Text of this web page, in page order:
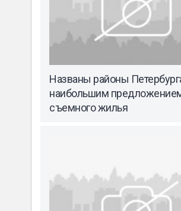
Названы районы
наибольшим
съемного жилья